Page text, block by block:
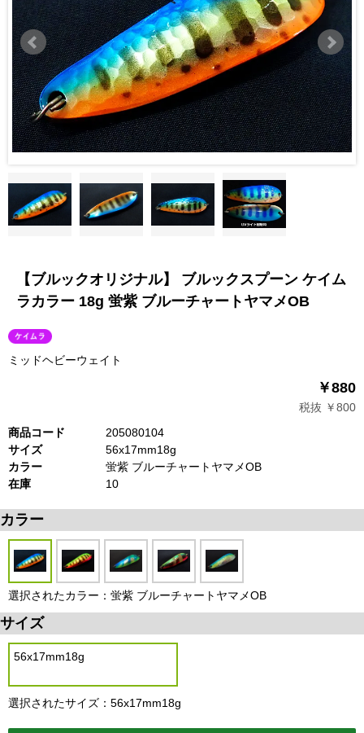
【ブルックオリジナル】 ブルックスプーン ケイム
ラカラー 18g 蛍紫 ブルーチャートヤマメOB
ミッドヘビーウェイト
￥880
税抜 ￥800
商品コード
205080104
サイズ
56x17mm18g
カラー
蛍紫 ブルーチャートヤマメOB
在庫
10
カラー
選択されたカラー：蛍紫 ブルーチャートヤマメOB
サイズ
56x17mm18g
選択されたサイズ：56x17mm18g